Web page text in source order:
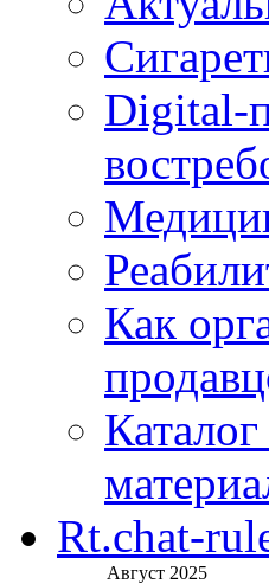
Digital-
Как
Rt.chat-
Август 2025